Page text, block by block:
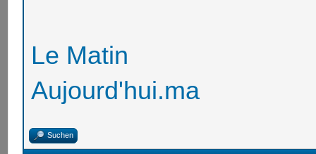
Le Matin
Aujourd'hui.ma
Suchen